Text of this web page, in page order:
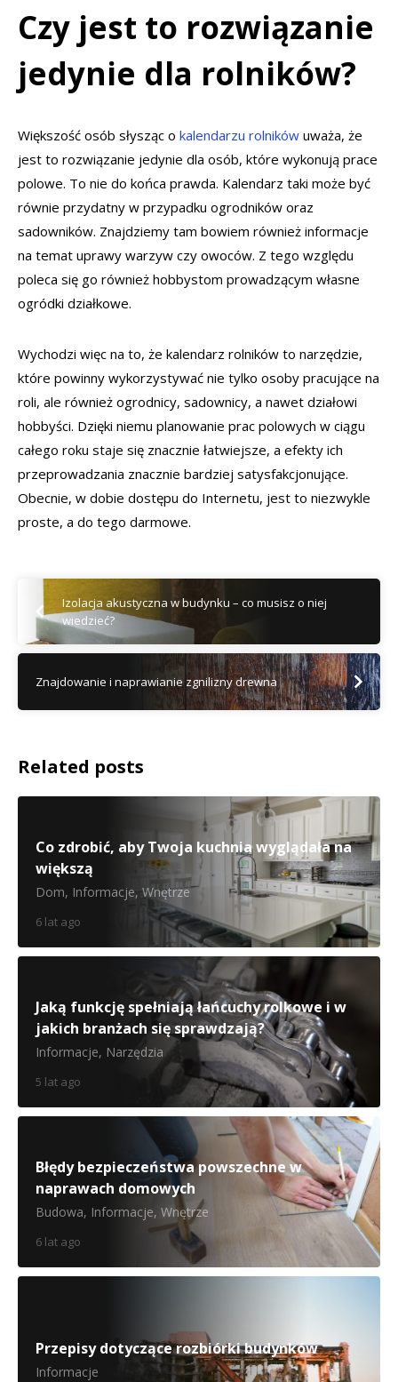
Czy jest to rozwiązanie
jedynie dla rolników?
Większość osób słysząc o kalendarzu rolników uważa, że
jest to rozwiązanie jedynie dla osób, które wykonują prace
polowe. To nie do końca prawda. Kalendarz taki może być
równie przydatny w przypadku ogrodników oraz
sadowników. Znajdziemy tam bowiem również informacje
na temat uprawy warzyw czy owoców. Z tego względu
poleca się go również hobbystom prowadzącym własne
ogródki działkowe.
Wychodzi więc na to, że kalendarz rolników to narzędzie,
które powinny wykorzystywać nie tylko osoby pracujące na
roli, ale również ogrodnicy, sadownicy, a nawet działowi
hobbyści. Dzięki niemu planowanie prac polowych w ciągu
całego roku staje się znacznie łatwiejsze, a efekty ich
przeprowadzania znacznie bardziej satysfakcjonujące.
Obecnie, w dobie dostępu do Internetu, jest to niezwykle
proste, a do tego darmowe.
Izolacja akustyczna w budynku – co musisz o niej
wiedzieć?
Znajdowanie i naprawianie zgnilizny drewna
Related posts
Co zdrobić, aby Twoja kuchnia wyglądała na
większą
Dom, Informacje, Wnętrze
6 lat ago
Jaką funkcję spełniają łańcuchy rolkowe i w
jakich branżach się sprawdzają?
Informacje, Narzędzia
5 lat ago
Błędy bezpieczeństwa powszechne w
naprawach domowych
Budowa, Informacje, Wnętrze
6 lat ago
Przepisy dotyczące rozbiórki budynków
Informacje